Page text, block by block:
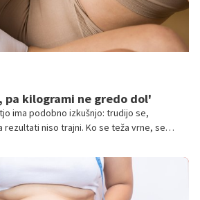
pa kilogrami ne gredo dol'
ima podobno izkušnjo: trudijo se,
rezultati niso trajni. Ko se teža vrne, se